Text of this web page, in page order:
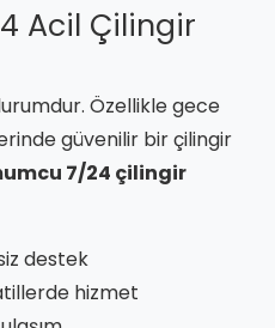
Acil Çilingir
Özellikle gece
güvenilir bir çilingir
7/24 çilingir
destek
hizmet